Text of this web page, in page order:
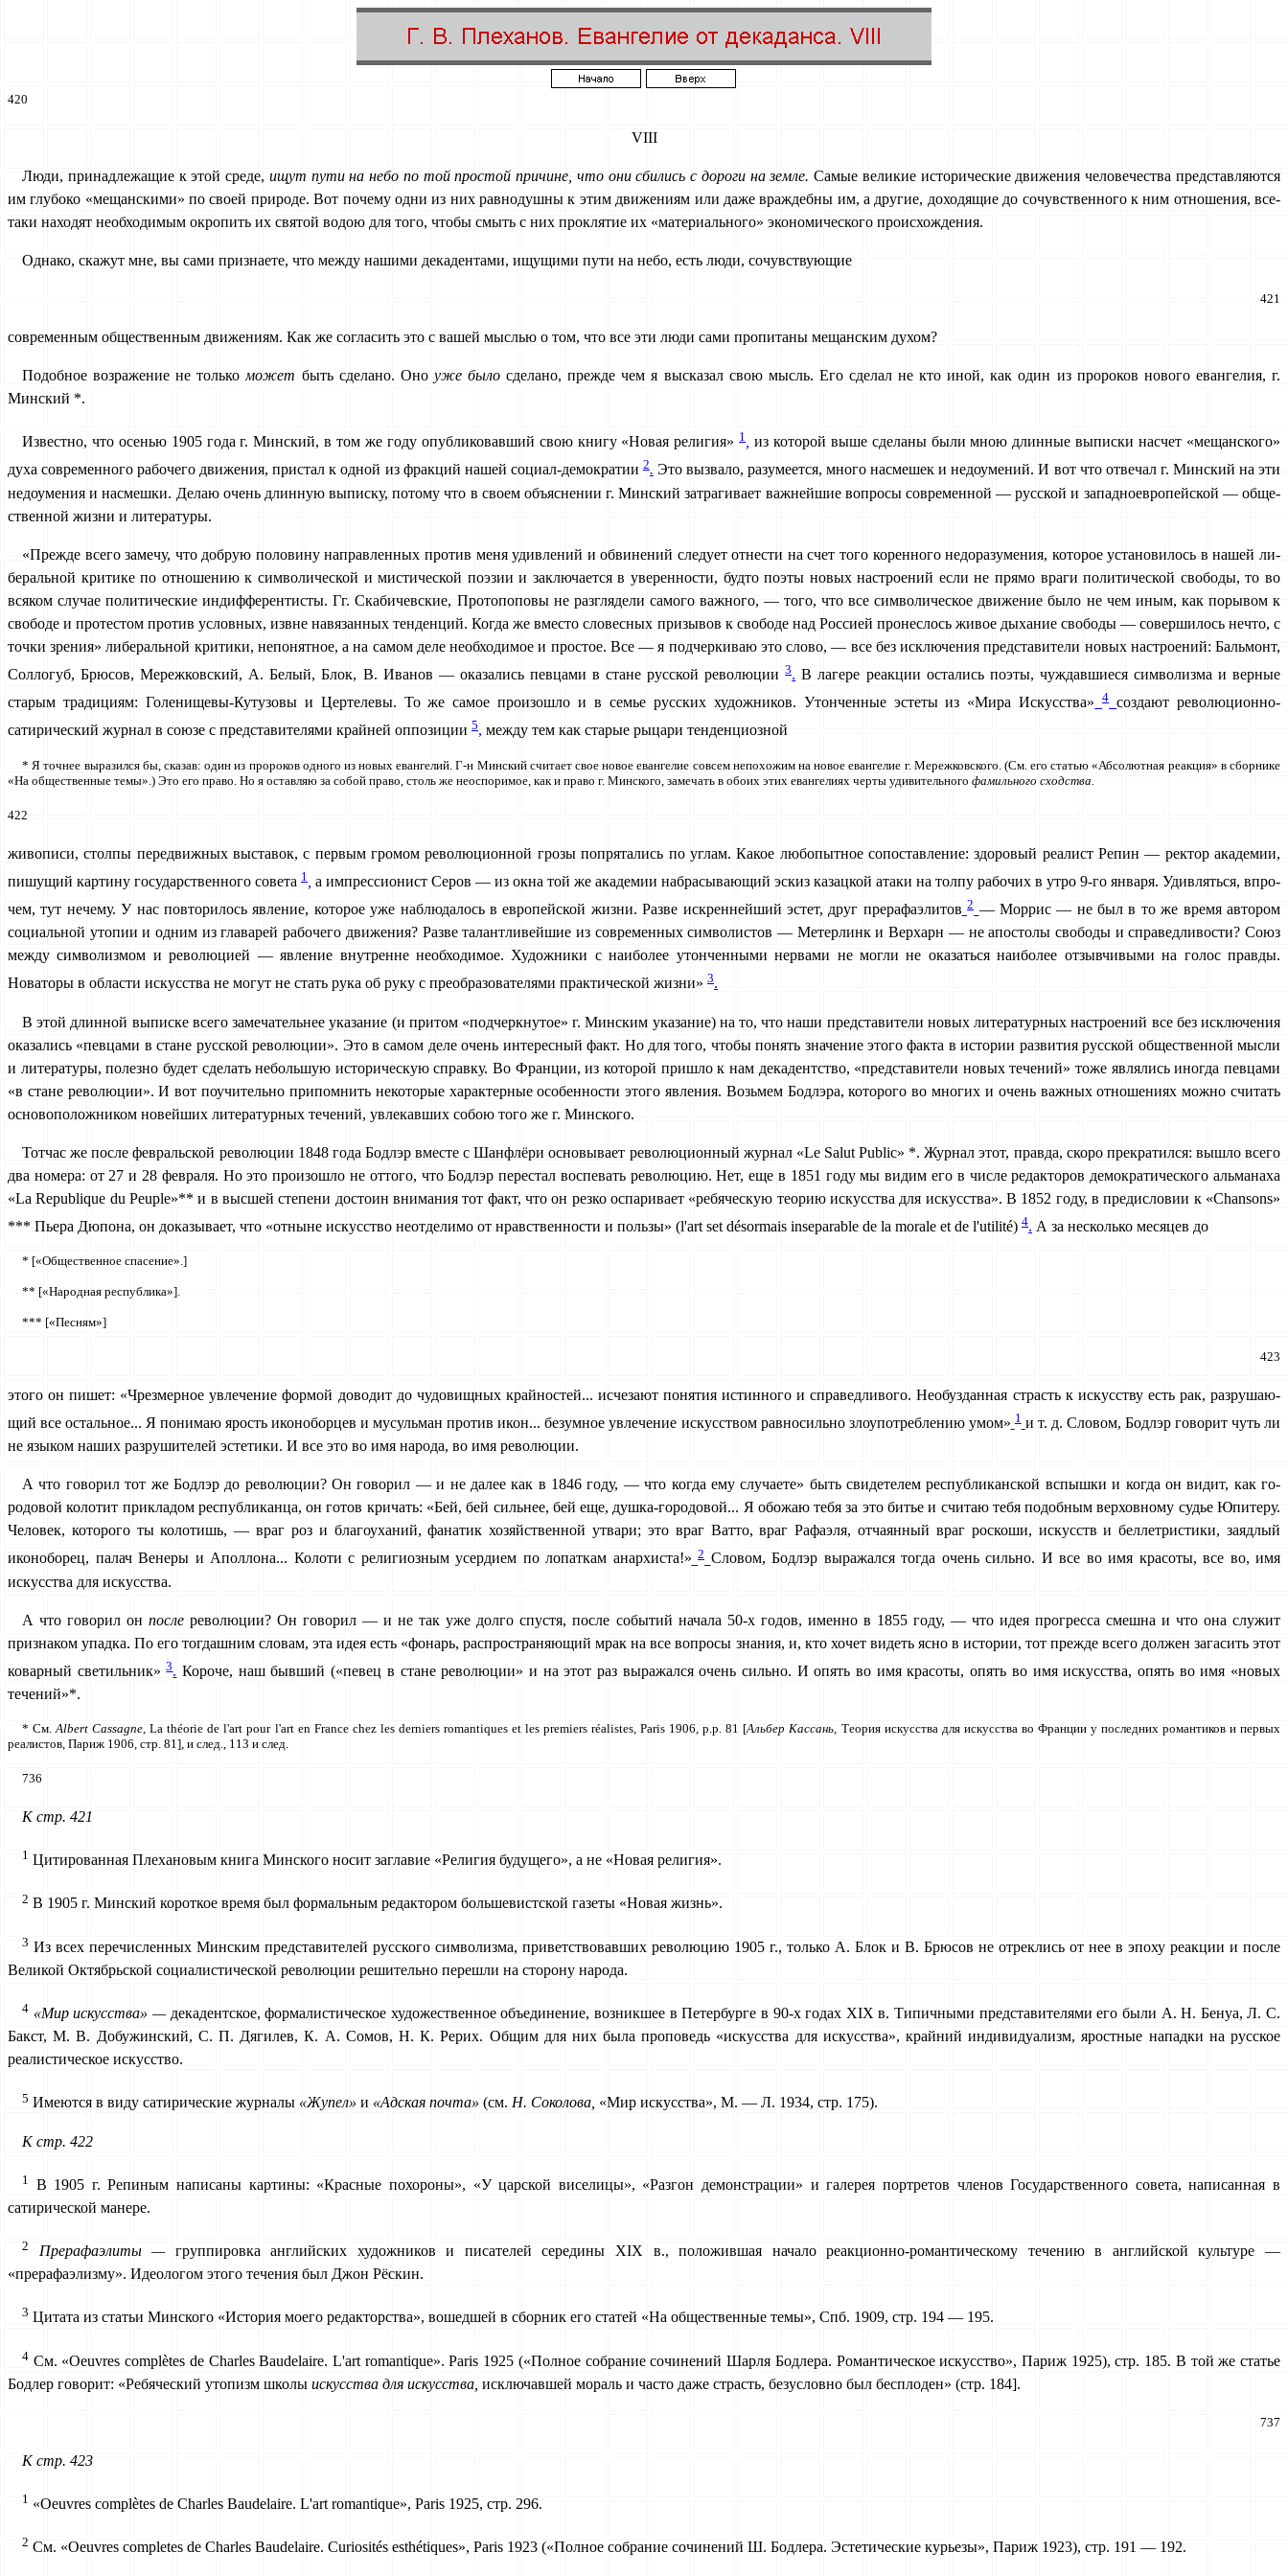
420
VIII
Люди, принадлежащие к этой среде, ищут пути на небо по той простой причине, что они сбились с дороги на земле.Самые великие исторические движения человечества представ­ляются
им глубоко «мещанскими» по своей природе. Вот почему одни из них равнодушны к этим движениям или даже враждебны им, а другие, доходящие до сочувственного к ним отношения, все-
таки находят необходимым окропить их святой водою для того, чтобы смыть с них проклятие их «материального» экономического происхождения.
Однако, скажут мне, вы сами признаете, что между нашими декадентами, ищущими пути на небо, есть люди, сочувствующие
421
современным общественным движениям. Как же согласить это с вашей мыслью о том, что все эти люди сами пропитаны мещан­ским духом?
Подобное возражение не только может быть сделано. Оно уже былосделано, прежде чем я высказал свою мысль. Его сделал не кто иной, как один из пророков нового евангелия, г.
Минский *.
Известно, что осенью 1905 года г. Минский, в том же году опубликовавший свою книгу «Новая религия»1, из которой выше сделаны были мною длинные выписки насчет «мещанского»
духа современного рабочего движения, пристал к одной из фракций нашей социал-демократии2. Это вызвало, разумеется, много на­смешек и недоумений. И вот что отвечал г. Минский на эти
не­доумения и насмешки. Делаю очень длинную выписку, потому что в своем объяснении г. Минский затрагивает важнейшие во­просы современной — русской и западноевропейской — обще­
ственной жизни и литературы.
«Прежде всего замечу, что добрую половину направленных против меня удивлений и обвинений следует отнести на счет того коренного недоразумения, которое установилось в нашей ли­
беральной критике по отношению к символической и мистиче­ской поэзии и заключается в уверенности, будто поэты новых настроений если не прямо враги политической свободы, то во
всяком случае политические индифферентисты. Гг. Скабичев­ские, Протопоповы не разглядели самого важного, — того, что все символическое движение было не чем иным, как порывом к
свободе и протестом против условных, извне навязанных тен­денций. Когда же вместо словесных призывов к свободе над Рос­сией пронеслось живое дыхание свободы — совершилось нечто, с
точки зрения» либеральной критики, непонятное, а на самом деле необходимое и простое. Все — я подчеркиваю это слово, — все без исключения представители новых настроений: Баль­монт,
Соллогуб, Брюсов, Мережковский, А. Белый, Блок, В. Иванов — оказались певцами в стане русской революции3. В лагере реакции остались поэты, чуждавшиеся символизма и верные
старым традициям: Голенищевы-Кутузовы и Цертелевы. То же самое произошло и в семье русских художников. Утон­ченные эстеты из «Мира Искусства»
4 создают революционно-
сатирический журнал в союзе с представителями крайней оппозиции 5, между тем как старые рыцари тенденциозной
* Я точнее выразился бы, сказав: один из пророков одного из новых евангелий. Г-н Минский считает свое новое евангелие совсем непохожимна новое евангелие г. Мережковского. (См. его статью «Абсолютная реак­ция» в сборнике
«На общественные темы».) Это его право. Но я оставляю за собой право, столь же неоспоримое, как и право г. Минского, замечать в обоих этих евангелиях черты удивительного фамильного сходства.
422
живописи, столпы передвижных выставок, с первым громом рево­люционной грозы попрятались по углам. Какое любопытное со­поставление: здоровый реалист Репин — ректор академии,
пишущий картину государственного совета 1
а импрессионист Серов — из окна той же академии набрасывающий эскиз казацкой атаки на толпу рабочих в утро 9-го января. Удивляться, впро­
чем, тут нечему. У нас повторилось явление, которое уже наблю­далось в европейской жизни. Разве искреннейший эстет, друг прерафаэлитов 2 — Моррис — не был в то же время автором
социальной утопии и одним из главарей рабочего движе­ния? Разве талантливейшие из современных символистов — Метерлинк и Верхарн — не апостолы свободы и справедливо­сти? Союз
между символизмом и революцией — явление внут­ренне необходимое. Художники с наиболее утонченными нер­вами не могли не оказаться наиболее отзывчивыми на голос правды.
Новаторы в области искусства не могут не стать рука об руку с преобразователями практической жизни» 3.
В этой длинной выписке всего замечательнее указание (и притом «подчеркнутое» г. Минским указание) на то, что наши представители новых литературных настроений все без исключе­ния
оказались «певцами в стане русской революции». Это в са­мом деле очень интересный факт. Но для того, чтобы понять значение этого факта в истории развития русской общественной мысли
и литературы, полезно будет сделать небольшую истори­ческую справку. Во Франции, из которой пришло к нам дека­дентство, «представители новых течений» тоже являлись иногда певцами
«в стане революции». И вот поучительно припомнить некоторые характерные особенности этого явления. Возьмем Бодлэра, которого во многих и очень важных отношениях можно считать
основоположником новейших литературных течений, увлекавших собою того же г. Минского.
Тотчас же после февральской революции 1848 года Бодлэр вместе с Шанфлёри основывает революционный журнал «Le Salut Public» *. Журнал этот, правда, скоро прекратился: вышло всего
два номера: от 27 и 28 февраля. Но это произошло не от­того, что Бодлэр перестал воспевать революцию. Нет, еще в 1851 году мы видим его в числе редакторов демократического альма­наха
«La Republique du Peuple»** и в высшей степени достоин внимания тот факт, что он резко оспаривает «ребяческую теорию искусства для искусства». В 1852 году, в предисловии к «Chansons»
*** Пьера Дюпона, он доказывает, что «отныне искусство неотделимо от нравственности и пользы» (l'art set désormais inseparable de la morale et de l'utilité) 4. А за несколько месяцев до
* [«Общественное спасение».]
** [«Народная республика»].
*** [«Песням»]
423
этого он пишет: «Чрезмерное увлечение формой доводит до чудо­вищных крайностей... исчезают понятия истинного и справед­ливого. Необузданная страсть к искусству есть рак, разрушаю­
щий все остальное... Я понимаю ярость иконоборцев и мусуль­ман против икон... безумное увлечение искусством равносильно злоупотреблению умом» 1 и т. д. Словом, Бодлэр говорит чуть ли
не языком наших разрушителей эстетики. И все это во имя на­рода, во имя революции.
А что говорил тот же Бодлэр до революции? Он говорил — и не далее как в 1846 году, — что когда ему случаете» быть сви­детелем республиканской вспышки и когда он видит, как го­
родовой колотит прикладом республиканца, он готов кричать: «Бей, бей сильнее, бей еще, душка-городовой... Я обожаю тебя за это битье и считаю тебя подобным верховному судье Юпи­теру.
Человек, которого ты колотишь, — враг роз и благоуханий, фанатик хозяйственной утвари; это враг Ватто, враг Рафаэля, отчаянный враг роскоши, искусств и беллетристики, заядлый
иконоборец, палач Венеры и Аполлона... Колоти с религиоз­ным усердием по лопаткам анархиста!» 2 Словом, Бодлэр выра­жался тогда очень сильно. И все во имя красоты, все во, имя
искусства для искусства.
А что говорил онпослереволюции? Он говорил — и не так уже долго спустя, после событий начала 50-х годов, именно в 1855 году, — что идея прогресса смешна и что она служит
признаком упадка. По его тогдашним словам, эта идея есть «фо­нарь, распространяющий мрак на все вопросы знания, и, кто хочет видеть ясно в истории, тот прежде всего должен загасить этот
коварный светильник»3. Короче, наш бывший («певец в стане революции» и на этот раз выражался очень сильно. И опять во имя красоты, опять во имя искусства, опять во имя «новых
течений»*.
* См.Albert Cassagne,La théorie de l'art pour l'art en France chez les derniers romantiques et les premiers réalistes, Paris 1906, p.p. 81 [Альбер Кассань, Теория искусства для искусства во Франции у последних ро­мантиков и первых
реалистов, Париж 1906, стр. 81], и след., 113 и след.
736
К стр. 421
1 Цитированная Плехановым книга Минского носит заглавие «Рели­гия будущего», а не «Новая религия».
2 В 1905 г. Минский короткое время был формальным редактором большевистской газеты «Новая жизнь».
3 Из всех перечисленных Минским представителей русского симво­лизма, приветствовавших революцию 1905 г., только А. Блок и В. Брю­сов не отреклись от нее в эпоху реакции и после
Великой Октябрьской социалистической революции решительно перешли на сторону народа.
4 «Мир искусства» — декадентское, формалистическое художествен­ное объединение, возникшее в Петербурге в 90-х годах XIX в. Типичными представителями его были А. Н. Бенуа, Л. С.
Бакст, М. В. Добужинский, С. П. Дягилев, К. А. Сомов, Н. К. Рерих. Общим для них была проповедь «искусства для искусства», крайний индивидуализм, яростные нападки на русское
реалистическое искусство.
5 Имеются в виду сатирические журналы «Жупел» и «Адская почта» (см. Н. Соколова, «Мир искусства», М. — Л. 1934, стр. 175).
К стр. 422
1 В 1905 г. Репиным написаны картины: «Красные похороны», «У цар­ской виселицы», «Разгон демонстрации» и галерея портретов членов Государственного совета, написанная в
сатирической манере.
2 Прерафаэлиты — группировка английских художников и писате­лей середины XIX в., положившая начало реакционно-романтическому течению в английской культуре —
«прерафаэлизму». Идеологом этого течения был Джон Рёскин.
3 Цитата из статьи Минского «История моего редакторства», во­шедшей в сборник его статей «На общественные темы», Спб. 1909, стр. 194 — 195.
4 См. «Oeuvres complètes de Charles Baudelaire. L'art romantique». Paris 1925 («Полное собрание сочинений Шарля Бодлера. Романтическое искусство», Париж 1925), стр. 185. В той же статье
Бодлер говорит: «Ре­бяческий утопизм школы искусства для искусства, исключавшей мораль и часто даже страсть, безусловно был бесплоден» (стр. 184].
737
К стр. 423
1 «Oeuvres complètes de Charles Baudelaire. L'art romantique», Paris 1925, стр. 296.
2 См. «Oeuvres completes de Charles Baudelaire. Curiosités esthétiques», Paris 1923 («Полное собрание сочинений Ш. Бодлера. Эстетические курь­езы», Париж 1923), стр. 191 — 192.